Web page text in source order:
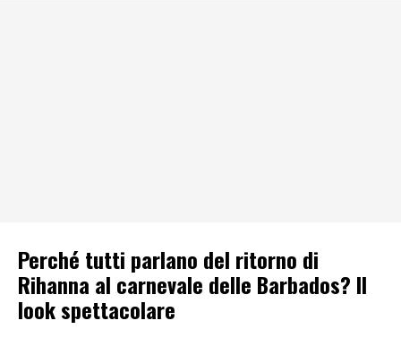
Perché tutti parlano del ritorno di
Rihanna al carnevale delle Barbados? Il
look spettacolare